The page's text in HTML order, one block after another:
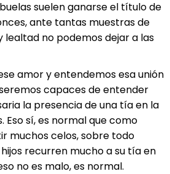
suelen ganarse el título de
ante tantas muestras de
lealtad no podemos dejar a las
amor y entendemos esa unión
capaces de entender
la presencia de una tía en la
Eso sí, es normal que como
muchos celos, sobre todo
recurren mucho a su tía en
no es malo, es normal.